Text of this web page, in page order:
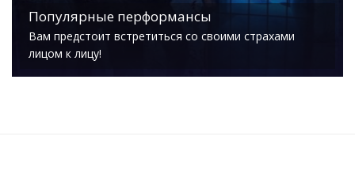
Популярные перформансы
Вам предстоит встретиться со своими страхами
лицом к лицу!